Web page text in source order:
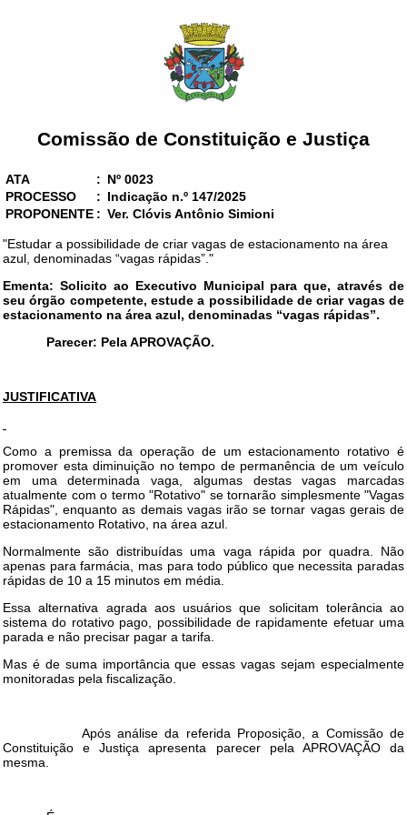
Comissão de Constituição e Justiça
ATA : Nº 0023
PROCESSO
: Indicação n.º 147/2025
PROPONENTE : Ver. Clóvis Antônio Simioni
"Estudar a possibilidade de criar vagas de estacionamento na área
azul, denominadas “vagas rápidas”."
Ementa: Solicito ao Executivo Municipal para que, através de
seu órgão competente, estude a possibilidade de criar vagas de
estacionamento na área azul, denominadas “vagas rápidas”.
Parecer: Pela APROVAÇÃO.
JUSTIFICATIVA
Como a premissa da operação de um estacionamento rotativo é
promover esta diminuição no tempo de permanência de um veículo
em uma determinada vaga, algumas destas vagas marcadas
atualmente com o termo "Rotativo" se tornarão simplesmente "Vagas
Rápidas", enquanto as demais vagas irão se tornar vagas gerais de
estacionamento Rotativo, na área azul.
Normalmente são distribuídas uma vaga rápida por quadra. Não
apenas para farmácia, mas para todo público que necessita paradas
rápidas de 10 a 15 minutos em média.
Essa alternativa agrada aos usuários que solicitam tolerância ao
sistema do rotativo pago, possibilidade de rapidamente efetuar uma
parada e não precisar pagar a tarifa.
Mas é de suma importância que essas vagas sejam especialmente
monitoradas pela fiscalização.
Após análise da referida Proposição, a Comissão de
Constituição e Justiça apresenta parecer pela APROVAÇÃO da
mesma.